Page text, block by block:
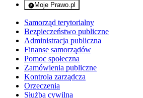
Moje Prawo.pl
- rejestracja i logowanie do
Samorząd terytorialny
Bezpieczeństwo publiczne
Administracja publiczna
Finanse samorządów
Pomoc społeczna
Zamówienia publiczne
Kontrola zarządcza
Orzeczenia
Służba cywilna